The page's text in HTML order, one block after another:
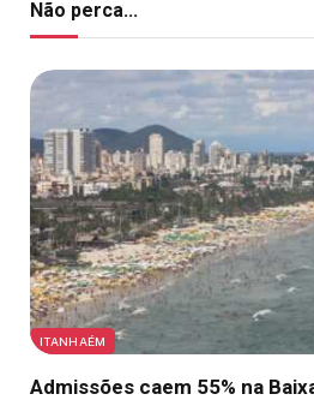
Não perca...
ITANHAÉM
Admissões caem 55% na